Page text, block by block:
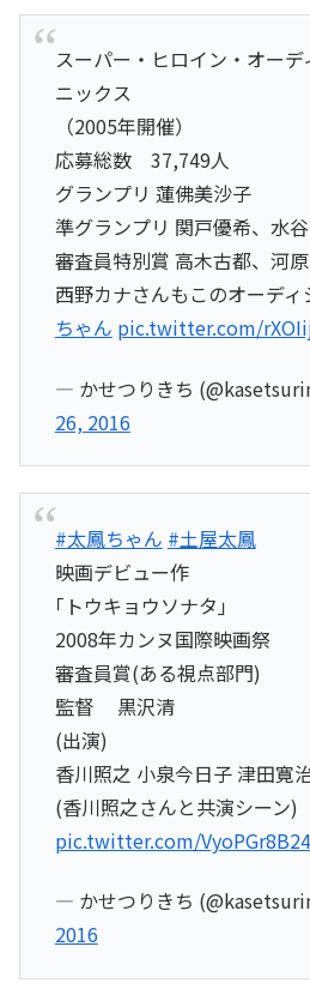
スーパー・ヒロイン・オー
ニックス
（2005年開催）
応募総数 37,749人
グランプリ 蓮佛美沙子
準グランプリ 関戸優希、水
審査員特別賞 高木古都、河
西野カナさんもこのオーデ
ちゃん pic.twitter.com/
— かせつりきち
26, 2016
#太鳳ちゃん #土屋太鳳
映画デビュー作
｢トウキョウソナタ｣
2008年カンヌ国際映画祭
審査員賞(ある視点部門)
監督 黒沢清
(出演)
香川照之 小泉今日子 津田
(香川照之さんと共演シーン)
pic.twitter.com/VyoPGr8B24
— かせつりきち
2016